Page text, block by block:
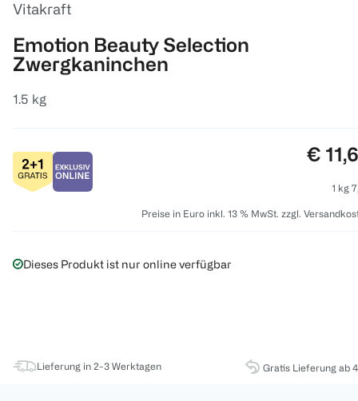
Vitakraft
Emotion Beauty Selection
Zwergkaninchen
1.5 kg
Preis:
€
1 kg
Preise in Euro inkl. 13 % MwSt. zzgl.
Dieses Produkt ist nur online verfügbar
Lieferung in 2-3 Werktagen Gratis Lieferung ab